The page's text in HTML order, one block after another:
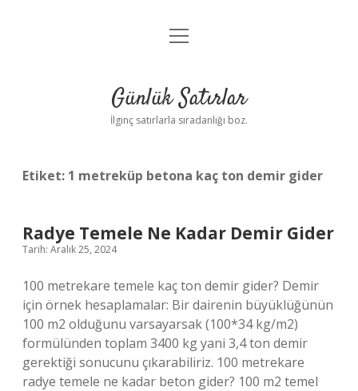
Anasayfa
Yasal Uyarı
menüyü
Günlük Satırlar
İlginç satırlarla sıradanlığı boz.
Etiket: 1 metreküp betona kaç ton demir gider
Radye Temele Ne Kadar Demir Gider
Tarih: Aralık 25, 2024
100 metrekare temele kaç ton demir gider? Demir
için örnek hesaplamalar: Bir dairenin büyüklüğünün
100 m2 olduğunu varsayarsak (100*34 kg/m2)
formülünden toplam 3400 kg yani 3,4 ton demir
gerektiği sonucunu çıkarabiliriz. 100 metrekare
radye temele ne kadar beton gider? 100 m2 temel